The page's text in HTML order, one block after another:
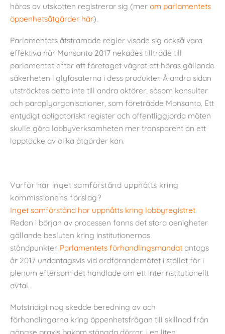
höras av utskotten registrerar sig (mer om parlamentets
öppenhetsåtgärder här).
Parlamentets åtstramade regler visade sig också vara
effektiva när Monsanto 2017 nekades tillträde till
parlamentet efter att företaget vägrat att höras gällande
säkerheten i glyfosaterna i dess produkter. Å andra sidan
utsträcktes detta inte till andra aktörer, såsom konsulter
och paraplyorganisationer, som företrädde Monsanto. Ett
entydigt obligatoriskt register och offentliggjorda möten
skulle göra lobbyverksamheten mer transparent än ett
lapptäcke av olika åtgärder kan.
Varför har inget samförstånd uppnåtts kring
kommissionens förslag?
Inget samförstånd har uppnåtts kring lobbyregistret.
Redan i början av processen fanns det stora oenigheter
gällande besluten kring institutionernas
ståndpunkter. Parlamentets förhandlingsmandat antogs
år 2017 undantagsvis vid ordförandemötet i stället för i
plenum eftersom det handlade om ett interinstitutionellt
avtal.
Motstridigt nog skedde beredning av och
förhandlingarna kring öppenhetsfrågan till skillnad från